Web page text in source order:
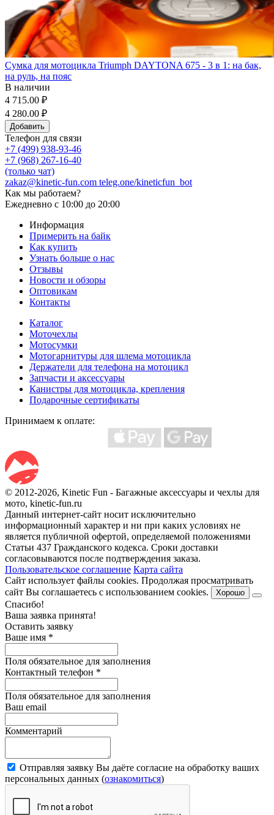
Сумка для мотоцикла Triumph DAYTONA 675 - 3 в 1: на бак,
на руль, на пояс
В наличии
4 715.00 ₽
4 280.00 ₽
Добавить
Телефон для связи
+7 (499) 938-93-46
+7 (968) 267-16-40
(только чат)
zakaz@kinetic-fun.com teleg.one/kineticfun_bot
Как мы работаем?
Ежедневно с 10:00 до 20:00
Информация
Примерить на байк
Как купить
Узнать больше о нас
Отзывы
Новости и обзоры
Оптовикам
Контакты
Каталог
Моточехлы
Мотосумки
Мотогарнитуры для шлема мотоцикла
Держатели для телефона на мотоцикл
Запчасти и аксессуары
Канистры для мотоцикла, крепления
Подарочные сертификаты
Принимаем к оплате:
© 2012-2026, Kinetic Fun - Багажные аксессуары и чехлы для
мото, kinetic-fun.ru
Данный интернет-сайт носит исключительно
информационный характер и ни при каких условиях не
является публичной офертой, определяемой положениями
Статьи 437 Гражданского кодекса. Сроки доставки
согласовываются после подтверждения заказа.
Пользовательское соглашение Карта сайта
Сайт использует файлы cookies. Продолжая просматривать
сайт Вы соглашаетесь с использованием cookies.
Хорошо
Спасибо!
Ваша заявка принята!
Оставить заявку
Ваше имя *
Поля обязательное для заполнения
Контактный телефон *
Поля обязательное для заполнения
Ваш email
Комментарий
Отправляя заявку Вы даёте согласие на обработку ваших
персональных данных (ознакомиться)